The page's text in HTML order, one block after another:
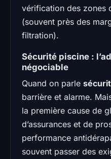
vérification des zones
(souvent près des
filtration).
Sécurité piscine :
négociable
Quand on parle
barrière et alarme.
la première cause de
d’assurances et de
performance
souvent passer des